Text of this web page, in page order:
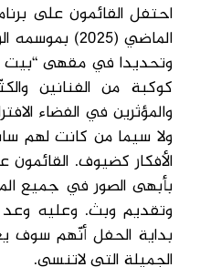
احتفل القائمون على
الماضي (2025)
وتحديدا في مقهى “بيت
كوكبة من الفنانين
والمؤثرين في الفضاء
ولا سيما من كانت لهم
الأفكار كضيوف. القائمون
بأبهى الصور في جميع
وتقديم وبث. وعليه
بداية الحفل أنّهم سوف
الجميلة التي لاتنسى.